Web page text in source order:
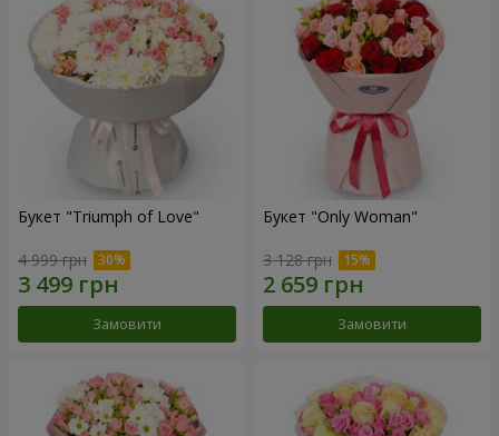
Букет "Triumph of Love"
4 999 грн
Замовити
Букет "Only Woman"
3 128 грн
Замовити